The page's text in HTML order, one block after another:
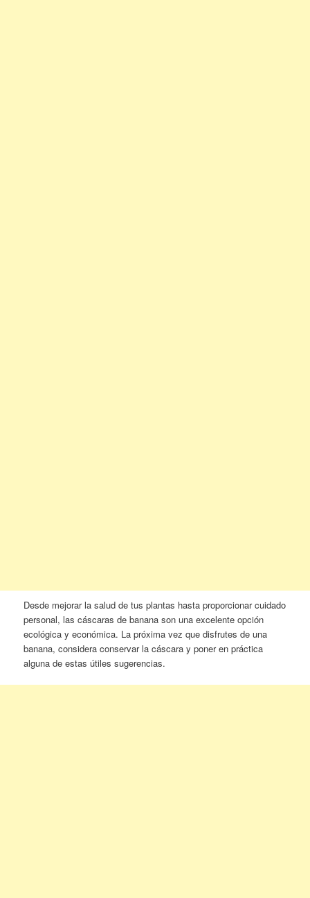
Desde mejorar la salud de tus plantas hasta proporcionar cuidado
personal, las cáscaras de banana son una excelente opción
ecológica y económica. La próxima vez que disfrutes de una
banana, considera conservar la cáscara y poner en práctica
alguna de estas útiles sugerencias.